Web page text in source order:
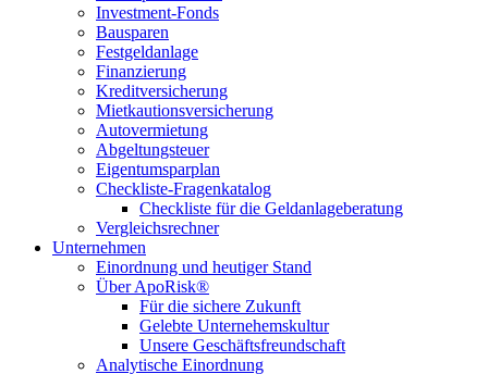
Investment-Fonds
Bausparen
Festgeldanlage
Finanzierung
Kreditversicherung
Mietkautionsversicherung
Autovermietung
Abgeltungsteuer
Eigentumsparplan
Checkliste-Fragenkatalog
Checkliste für die Geldanlageberatung
Vergleichsrechner
Unternehmen
Einordnung und heutiger Stand
Über ApoRisk®
Für die sichere Zukunft
Gelebte Unternehemskultur
Unsere Geschäftsfreundschaft
Analytische Einordnung